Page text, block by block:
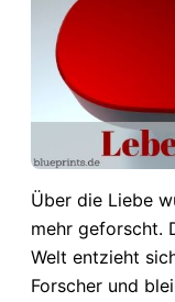
Über die Liebe
mehr geforscht.
Welt entzieht
Forscher und